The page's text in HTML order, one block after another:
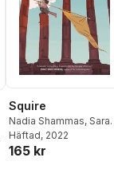
Squire
Nadia Shammas, Sara
Alfageeh
Häftad, 2022
165 kr